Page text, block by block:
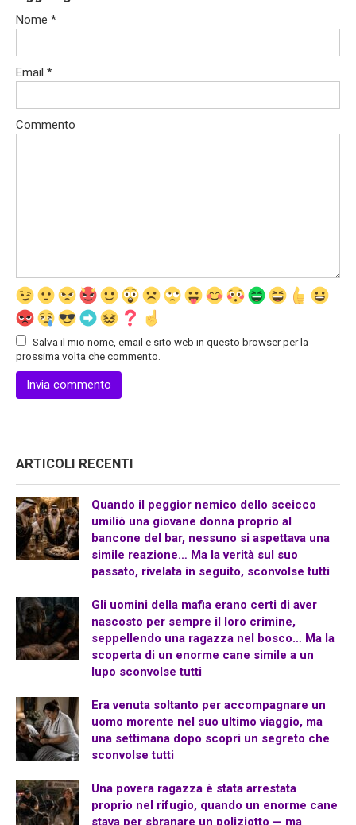
Nome *
Email *
Commento
Salva il mio nome, email e sito web in questo browser per la
prossima volta che commento.
ARTICOLI RECENTI
Quando il peggior nemico dello sceicco
umiliò una giovane donna proprio al
bancone del bar, nessuno si aspettava una
simile reazione… Ma la verità sul suo
passato, rivelata in seguito, sconvolse tutti
Gli uomini della mafia erano certi di aver
nascosto per sempre il loro crimine,
seppellendo una ragazza nel bosco… Ma la
scoperta di un enorme cane simile a un
lupo sconvolse tutti
Era venuta soltanto per accompagnare un
uomo morente nel suo ultimo viaggio, ma
una settimana dopo scoprì un segreto che
sconvolse tutti
Una povera ragazza è stata arrestata
proprio nel rifugio, quando un enorme cane
stava per sbranare un poliziotto — ma